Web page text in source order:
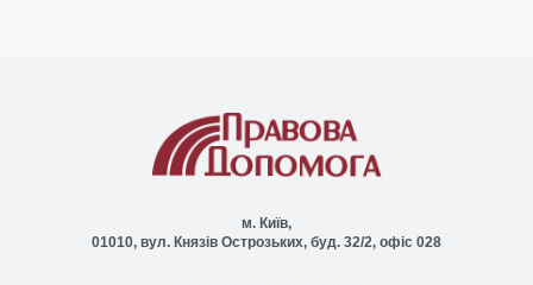
м. Київ,
01010, вул. Князів Острозьких, буд. 32/2, офіс 028